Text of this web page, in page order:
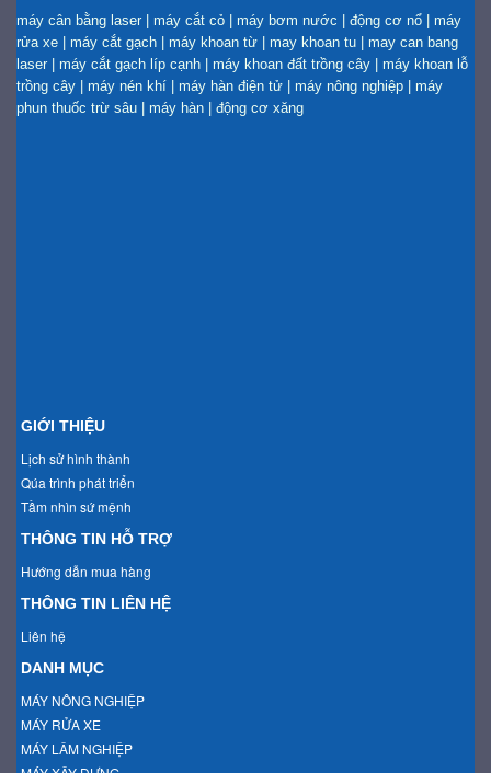
máy cân bằng laser | máy cắt cỏ | máy bơm nước | động cơ nổ | máy
rửa xe | máy cắt gạch | máy khoan từ | may khoan tu | may can bang
laser | máy cắt gạch líp cạnh | máy khoan đất trồng cây | máy khoan lỗ
trồng cây | máy nén khí | máy hàn điện tử | máy nông nghiệp | máy
phun thuốc trừ sâu | máy hàn | động cơ xăng
GIỚI THIỆU
Lịch sử hình thành
Qúa trình phát triển
Tầm nhìn sứ mệnh
THÔNG TIN HỖ TRỢ
Hướng dẫn mua hàng
THÔNG TIN LIÊN HỆ
Liên hệ
DANH MỤC
MÁY NÔNG NGHIỆP
MÁY RỬA XE
MÁY LÂM NGHIỆP